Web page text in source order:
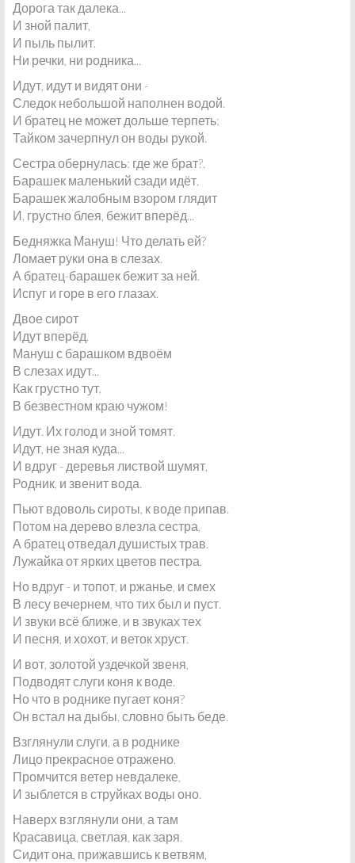
Дорога так далека...
И зной палит,
И пыль пылит.
Ни речки, ни родника...
Идут, идут и видят они -
Следок небольшой наполнен водой.
И братец не может дольше терпеть:
Тайком зачерпнул он воды рукой.
Сестра обернулась: где же брат?.
Барашек маленький сзади идёт.
Барашек жалобным взором глядит
И, грустно блея, бежит вперёд...
Бедняжка Мануш! Что делать ей?
Ломает руки она в слезах.
А братец-барашек бежит за ней.
Испуг и горе в его глазах.
Двое сирот
Идут вперёд.
Мануш с барашком вдвоём
В слезах идут...
Как грустно тут,
В безвестном краю чужом!
Идут. Их голод и зной томят.
Идут, не зная куда...
И вдруг - деревья листвой шумят,
Родник, и звенит вода.
Пьют вдоволь сироты, к воде припав.
Потом на дерево влезла сестра,
А братец отведал душистых трав.
Лужайка от ярких цветов пестра.
Но вдруг - и топот, и ржанье, и смех
В лесу вечернем, что тих был и пуст.
И звуки всё ближе, и в звуках тех
И песня, и хохот, и веток хруст.
И вот, золотой уздечкой звеня,
Подводят слуги коня к воде.
Но что в роднике пугает коня?
Он встал на дыбы, словно быть беде.
Взглянули слуги, а в роднике
Лицо прекрасное отражено.
Промчится ветер невдалеке,
И зыблется в струйках воды оно.
Наверх взглянули они, а там
Красавица, светлая, как заря.
Сидит она, прижавшись к ветвям,